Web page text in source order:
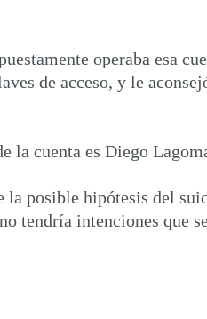
operaba esa
de acceso, y le
la cuenta es Diego
posible hipótesis del
tendría intenciones que